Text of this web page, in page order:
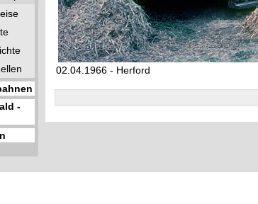
-
02.04.1966 - Herford